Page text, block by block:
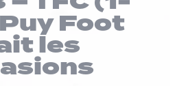
Foot
les